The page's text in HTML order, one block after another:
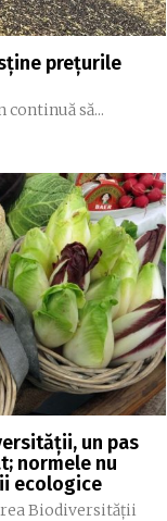
prețurile
să...
un pas
normele nu
ecologice
Biodiversității